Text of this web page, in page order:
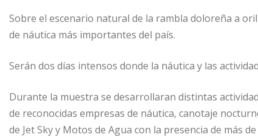
Sobre el escenario natural de la rambla doloreña a
de náutica más importantes del país.
Serán dos días intensos donde la náutica y las
Durante la muestra se desarrollaran distintas
de reconocidas empresas de náutica, canotaje
de Jet Sky y Motos de Agua con la presencia de más